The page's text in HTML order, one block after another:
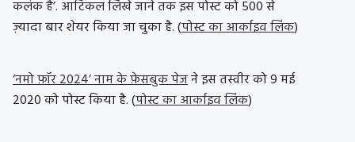
कलंक है’. आर्टिकल लिखे जाने तक इस पोस्ट को 500 से
ज़्यादा बार शेयर किया जा चुका है. (पोस्ट का आर्काइव लिंक)
‘नमो फ़ॉर 2024’ नाम के फ़ेसबुक पेजने इस तस्वीर को 9 मई
2020 को पोस्ट किया है. (पोस्ट का आर्काइव लिंक)